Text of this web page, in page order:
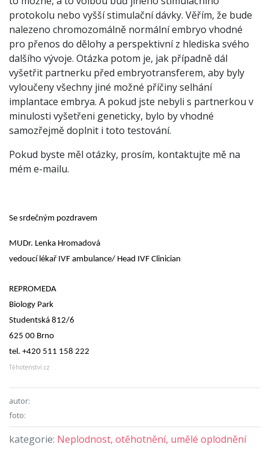
protokolu nebo vyšší stimulační dávky. Věřím, že bude
nalezeno chromozomálně normální embryo vhodné
pro přenos do dělohy a perspektivní z hlediska svého
dalšího vývoje. Otázka potom je, jak případně dál
vyšetřit partnerku před embryotransferem, aby byly
vyloučeny všechny jiné možné příčiny selhání
implantace embrya. A pokud jste nebyli s partnerkou v
minulosti vyšetřeni geneticky, bylo by vhodné
samozřejmě doplnit i toto testování.
Pokud byste měl otázky, prosím, kontaktujte mě na
mém e-mailu.
Se srdečným pozdravem
MUDr. Lenka Hromadová
vedoucí lékař IVF ambulance/ Head IVF Clinician
REPROMEDA
Biology Park
Studentská 812/6
625 00 Brno
tel. +420 511 158 222
Těhotenství.cz
autor:
foto:
kategorie: Neplodnost, otěhotnění, umělé oplodnění